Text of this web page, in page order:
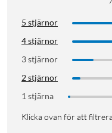
5 stjärnor
4 stjärnor
3 stjärnor
2 stjärnor
1 stjärna
Klicka ovan för att filtrera